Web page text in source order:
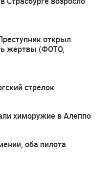
открыл
жертвы (ФОТО,
стрелок
химоружие в Алеппо
оба пилота